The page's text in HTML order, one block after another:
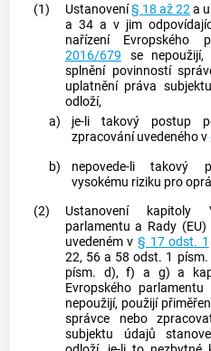
(1) Ustanovení§ 18 až 22a
a 34 a v jim
nařízení Evropského
2016/679 se
splnění povinností
uplatnění práva
odloží,
a)
je-li takový postup
zpracování uvedeného v
b)
nepovede-li takový
vysokému riziku pro
(2)
Ustanovení kapitoly
parlamentu a Rady (EU)
uvedeném v § 17 odst. 1
22, 56 a 58 odst. 1
písm. d), f) a g) a
Evropského
nepoužijí, použijí
správce nebo
subjektu údajů